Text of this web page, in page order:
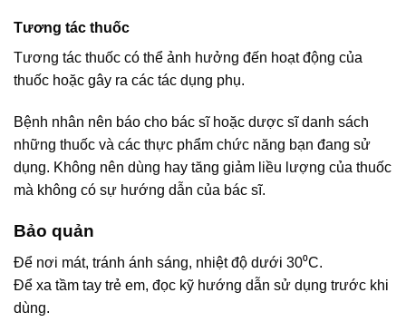
Tương tác thuốc
Tương tác thuốc có thể ảnh hưởng đến hoạt động của
thuốc hoặc gây ra các tác dụng phụ.
Bệnh nhân nên báo cho bác sĩ hoặc dược sĩ danh sách
những thuốc và các thực phẩm chức năng bạn đang sử
dụng. Không nên dùng hay tăng giảm liều lượng của thuốc
mà không có sự hướng dẫn của bác sĩ.
Bảo quản
Để nơi mát, tránh ánh sáng, nhiệt độ dưới 30⁰C.
Để xa tầm tay trẻ em, đọc kỹ hướng dẫn sử dụng trước khi
dùng.